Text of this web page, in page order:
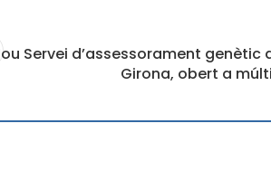
Servei d’assessorament genètic
Girona, obert a